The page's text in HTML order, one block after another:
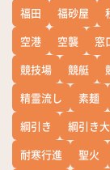
福田
福砂屋
空港
空襲 窓
競技場
競艇
精霊流し
素麺
綱引き
綱引き
耐寒行進
聖火